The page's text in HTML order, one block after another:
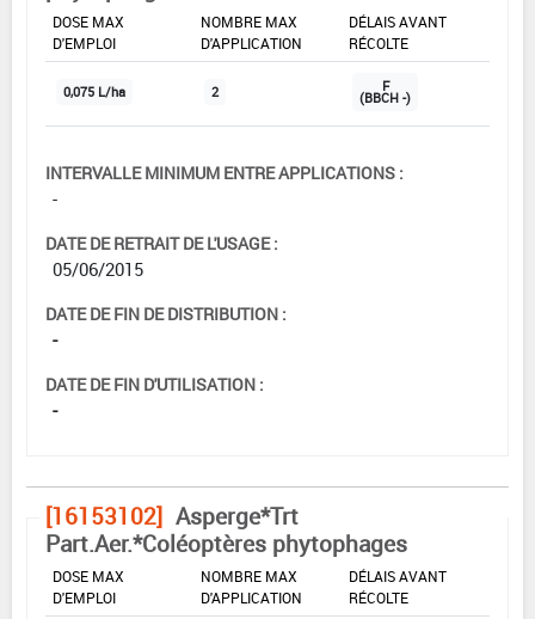
DOSE MAX
D'EMPLOI
NOMBRE MAX
D'APPLICATION
DÉLAIS AVANT
RÉCOLTE
0,075 L/ha 2 F
(BBCH -)
INTERVALLE MINIMUM ENTRE APPLICATIONS :
-
DATE DE RETRAIT DE L'USAGE :
05/06/2015
DATE DE FIN DE DISTRIBUTION :
-
DATE DE FIN D'UTILISATION :
-
[16153102] Asperge*Trt
Part.Aer.*Coléoptères phytophages
DOSE MAX
D'EMPLOI
NOMBRE MAX
D'APPLICATION
DÉLAIS AVANT
RÉCOLTE